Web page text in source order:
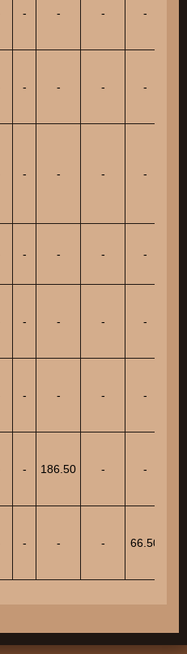
- - - -
- - - -
- - - -
- - - -
- - - -
- - - -
- 186.50 - -
- - - 66.50